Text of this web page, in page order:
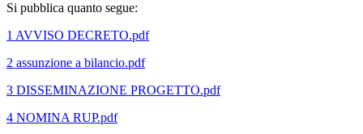
Si pubblica quanto segue:
1 AVVISO DECRETO.pdf
2 assunzione a bilancio.pdf
3 DISSEMINAZIONE PROGETTO.pdf
4 NOMINA RUP.pdf